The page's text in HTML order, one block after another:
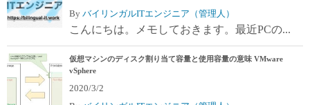
By バイリンガルITエンジニア（管理人）
こんにちは。メモしておきます。最近PCの...
仮想マシンのディスク割り当て容量と使用容量の意味 VMware
vSphere
2020/3/2